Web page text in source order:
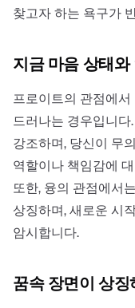
찾고자 하는 욕구가
지금 마음 상태
프로이트의 관점에
드러나는 경우입니
강조하며, 당신이 무
역할이나 책임감에
또한, 융의 관점에서
상징하며, 새로운 시
암시합니다.
꿈속 장면이 상징